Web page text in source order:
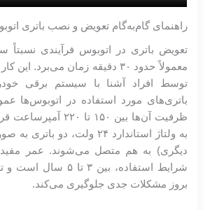
راهنمای گام‌به‌گام تعویض و نصب باتری
تعویض باتری در اتوبوس فرآیندی
معمولاً حدود ۳۰ دقیقه زمان می‌برد.
توسط افراد آشنا با سیستم برقی
ظرفیت آن‌ها بین ۱۵۰
به ولتاژ استاندارد ۲۴ ولت،
دیگری) به هم متصل می‌شوند. عمر مفید
شرایط استفاده، بین ۳
بروز مشکلات جدی جلوگیری می‌کند.